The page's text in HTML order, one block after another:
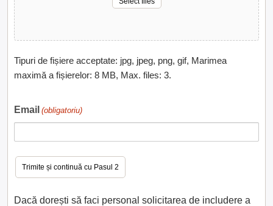
Tipuri de fișiere acceptate: jpg, jpeg, png, gif, Marimea
maximă a fișierelor: 8 MB, Max. files: 3.
Email (obligatoriu)
Dacă dorești să faci personal solicitarea de includere a